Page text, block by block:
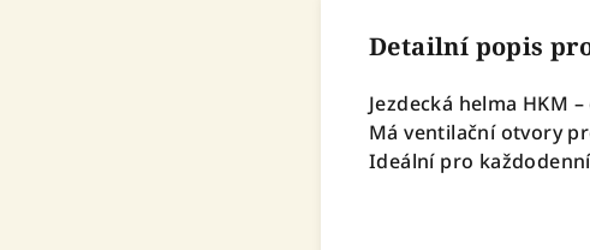
Detailní popis
Jezdecká helma HKM
Má ventilační otvory
Ideální pro